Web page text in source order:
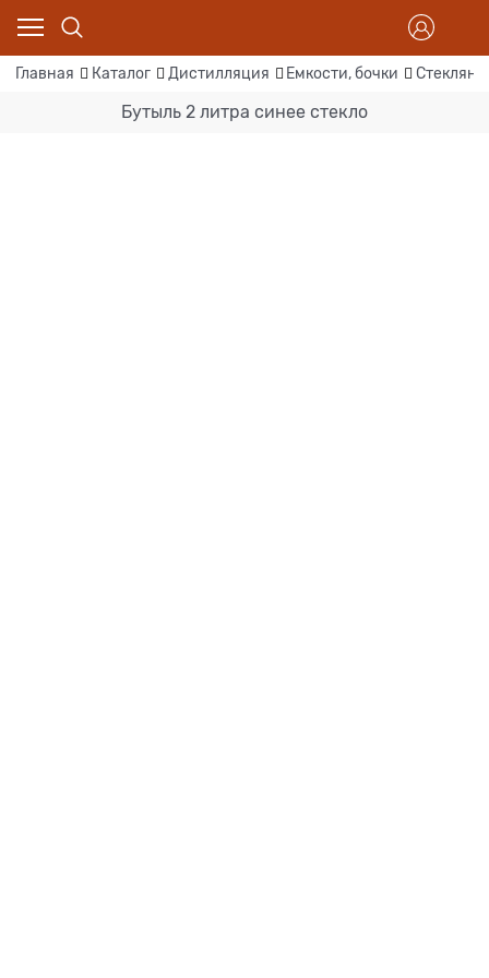
Главная Каталог Дистилляция Емкости, бочки
Бутыль 2 литра синее стекло